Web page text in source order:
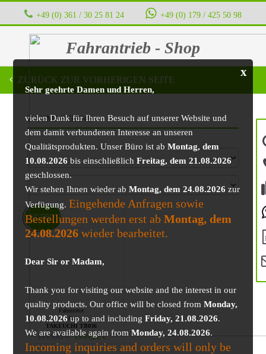
+49 (0) 361 / 30 25 81 24 ‭ ‭ ‭ ‭ +49 (0) 179 / 425 50 98
Fahrantrieb - Shop
x
Sehr geehrte Damen und Herren,
vielen Dank für Ihren Besuch auf unserer Website und
dem damit verbundenen Interesse an unseren
Qualitätsprodukten. Unser Büro ist abMontag, dem
10.08.2026 bis einschließlichFreitag, dem 21.08.2026
geschlossen.
Wir stehen Ihnen wieder abMontag, dem 24.08.2026 zur
Verfügung. Eingehende Anfragen sowie
Bestellungen werden erst abMontag, dem
24.08.2026 wieder bearbeitet.
Dear Sir or Madam,
Thank you for visiting our website and the interest in our
quality products. Our office will be closed fromMonday,
10.08.2026up to and includingFriday, 21.08.2026.
We are available again fromMonday, 24.08.2026.
Incoming inquiries and orders will only be
ZURÜCK ZUR VORHERIGEN SEITE
BAUMASCHINE
Fahrmotor
für
TAKEUCHI TB036
2115,82€ 1949,22€
ANGEBOT!